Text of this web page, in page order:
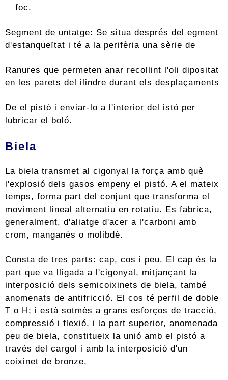
foc.
Segment de untatge: Se situa després del egment
d'estanqueïtat i té a la perifèria una sèrie de
Ranures que permeten anar recollint l'oli dipositat
en les parets del ilindre durant els desplaçaments
De el pistó i enviar-lo a l'interior del istó per
lubricar el boló.
Biela
La biela transmet al cigonyal la força amb què
l'explosió dels gasos empeny el pistó. A el mateix
temps, forma part del conjunt que transforma el
moviment lineal alternatiu en rotatiu. Es fabrica,
generalment, d'aliatge d'acer a l'carboni amb
crom, manganès o molibdè.
Consta de tres parts: cap, cos i peu. El cap és la
part que va lligada a l'cigonyal, mitjançant la
interposició dels semicoixinets de biela, també
anomenats de antifricció. El cos té perfil de doble
T o H; i està sotmès a grans esforços de tracció,
compressió i flexió, i la part superior, anomenada
peu de biela, constitueix la unió amb el pistó a
través del cargol i amb la interposició d'un
coixinet de bronze.